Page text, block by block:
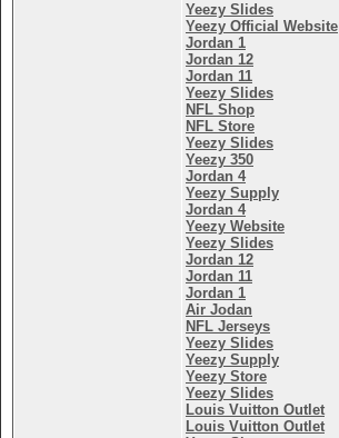
Yeezy Slides
Yeezy Official Website
Jordan 1
Jordan 12
Jordan 11
Yeezy Slides
NFL Shop
NFL Store
Yeezy Slides
Yeezy 350
Jordan 4
Yeezy Supply
Jordan 4
Yeezy Website
Yeezy Slides
Jordan 12
Jordan 11
Jordan 1
Air Jodan
NFL Jerseys
Yeezy Slides
Yeezy Supply
Yeezy Store
Yeezy Slides
Louis Vuitton Outlet
Louis Vuitton Outlet